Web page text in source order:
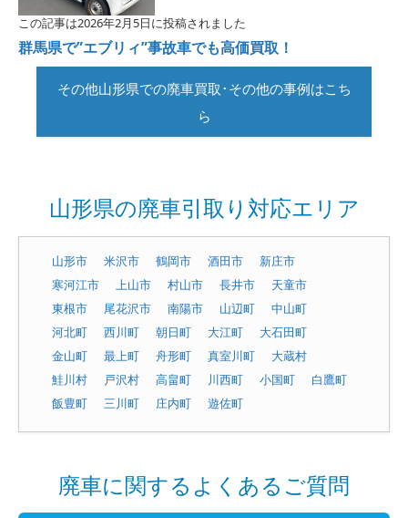
この記事は2026年2月5日に投稿されました
群馬県で”エブリィ”事故車でも高価買取！
その他山形県での廃車買取･その他の事例はこち
ら
山形県の廃車引取り対応エリア
山形市 米沢市 鶴岡市 酒田市
新庄市
寒河江市
上山市 村山市 長井市
天童市
東根市
尾花沢市 南陽市 山辺町
中山町
河北町
西川町 朝日町 大江町
大石田町
金山町
最上町 舟形町 真室川町
大蔵村
鮭川村
戸沢村 高畠町 川西町 小国町
白鷹町
飯豊町
三川町 庄内町 遊佐町
廃車に関するよくあるご質問